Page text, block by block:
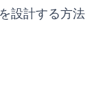
設計する方法